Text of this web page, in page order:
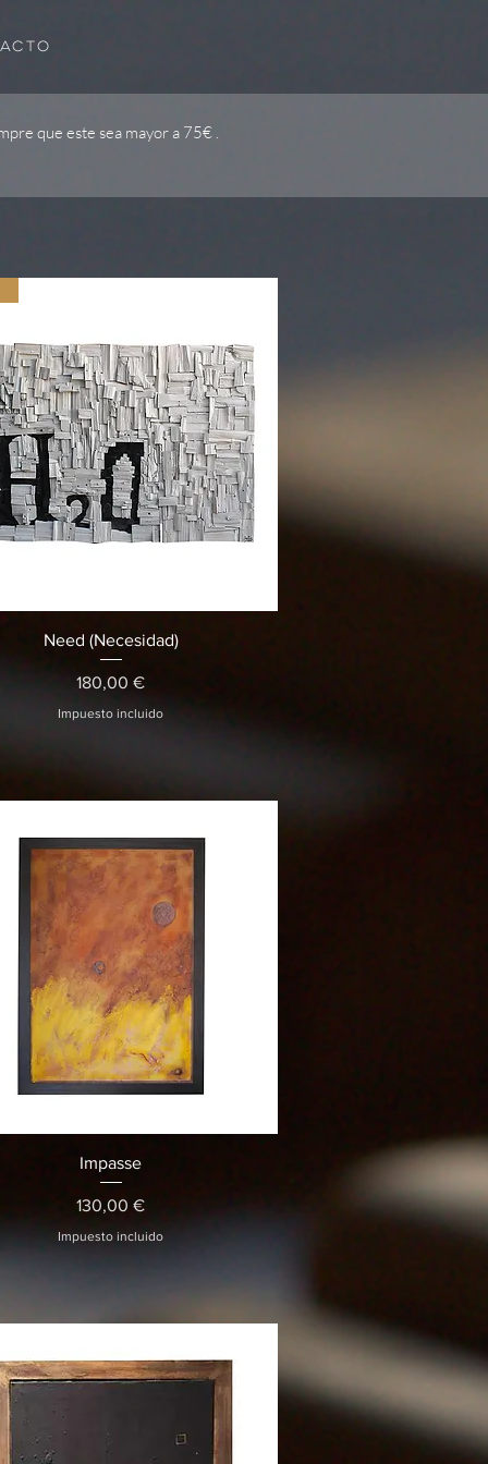
que este sea mayor a 75€ .
Vista rápida
Need (Necesidad)
Precio
180,00 €
Impuesto incluido
Vista rápida
Impasse
Precio
130,00 €
Impuesto incluido